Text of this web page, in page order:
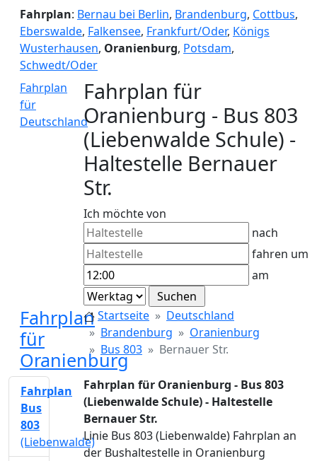
Fahrplan: Bernau bei Berlin, Brandenburg, Cottbus,
Eberswalde, Falkensee, Frankfurt/Oder, Königs
Wusterhausen, Oranienburg, Potsdam,
Schwedt/Oder
Fahrplan
für
Deutschland
Fahrplan für
Oranienburg - Bus 803
(Liebenwalde Schule) -
Haltestelle Bernauer
Str.
Ich möchte von
nach
fahren um
am
Fahrplan
für
Oranienburg
Startseite
Deutschland
Brandenburg
Oranienburg
Bus 803
Bernauer Str.
Fahrplan für Oranienburg - Bus 803
(Liebenwalde Schule) - Haltestelle
Bernauer Str.
Linie Bus 803 (Liebenwalde) Fahrplan an
der Bushaltestelle in Oranienburg
Fahrplan
Bus
803
(Liebenwalde)